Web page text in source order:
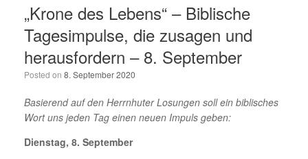
„Krone des Lebens“ – Biblische
Tagesimpulse, die zusagen und
herausfordern – 8. September
Posted on 8. September 2020
Basierend auf den Herrnhuter Losungen soll ein biblisches
Wort uns jeden Tag einen neuen Impuls geben:
Dienstag, 8. September